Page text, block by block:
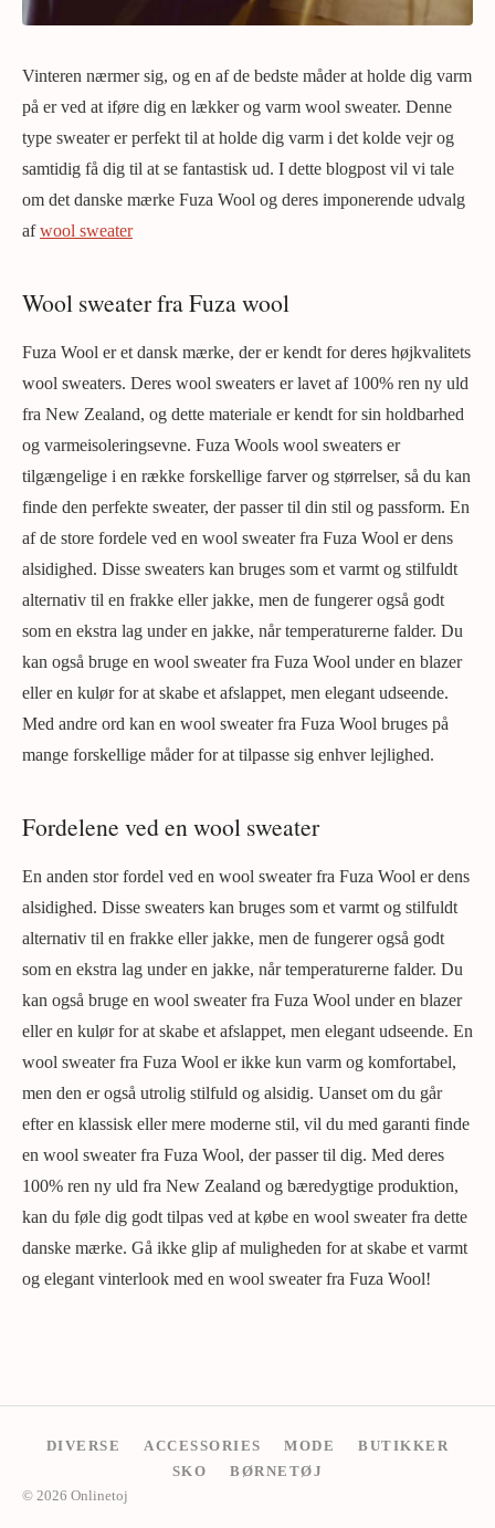
Vinteren nærmer sig, og en af de bedste måder at holde dig varm
på er ved at iføre dig en lækker og varm wool sweater. Denne
type sweater er perfekt til at holde dig varm i det kolde vejr og
samtidig få dig til at se fantastisk ud. I dette blogpost vil vi tale
om det danske mærke Fuza Wool og deres imponerende udvalg
afwool sweater
Wool sweater fra Fuza wool
Fuza Wool er et dansk mærke, der er kendt for deres højkvalitets
wool sweaters. Deres wool sweaters er lavet af 100% ren ny uld
fra New Zealand, og dette materiale er kendt for sin holdbarhed
og varmeisoleringsevne. Fuza Wools wool sweaters er
tilgængelige i en række forskellige farver og størrelser, så du kan
finde den perfekte sweater, der passer til din stil og passform. En
af de store fordele ved en wool sweater fra Fuza Wool er dens
alsidighed. Disse sweaters kan bruges som et varmt og stilfuldt
alternativ til en frakke eller jakke, men de fungerer også godt
som en ekstra lag under en jakke, når temperaturerne falder. Du
kan også bruge en wool sweater fra Fuza Wool under en blazer
eller en kulør for at skabe et afslappet, men elegant udseende.
Med andre ord kan en wool sweater fra Fuza Wool bruges på
mange forskellige måder for at tilpasse sig enhver lejlighed.
Fordelene ved en wool sweater
En anden stor fordel ved en wool sweater fra Fuza Wool er dens
alsidighed. Disse sweaters kan bruges som et varmt og stilfuldt
alternativ til en frakke eller jakke, men de fungerer også godt
som en ekstra lag under en jakke, når temperaturerne falder. Du
kan også bruge en wool sweater fra Fuza Wool under en blazer
eller en kulør for at skabe et afslappet, men elegant udseende. En
wool sweater fra Fuza Wool er ikke kun varm og komfortabel,
men den er også utrolig stilfuld og alsidig. Uanset om du går
efter en klassisk eller mere moderne stil, vil du med garanti finde
en wool sweater fra Fuza Wool, der passer til dig. Med deres
100% ren ny uld fra New Zealand og bæredygtige produktion,
kan du føle dig godt tilpas ved at købe en wool sweater fra dette
danske mærke. Gå ikke glip af muligheden for at skabe et varmt
og elegant vinterlook med en wool sweater fra Fuza Wool!
DIVERSE ACCESSORIES MODE
BUTIKKER
SKO
BØRNETØJ
© 2026 Onlinetoj